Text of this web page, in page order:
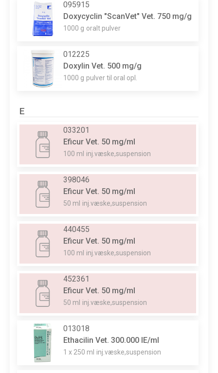
095915
Doxycyclin "ScanVet" Vet. 750 mg/g
1000 g oralt pulver
012225
Doxylin Vet. 500 mg/g
1000 g pulver til oral opl.
E
033201
Eficur Vet. 50 mg/ml
100 ml inj.væske,suspension
398046
Eficur Vet. 50 mg/ml
50 ml inj.væske,suspension
440455
Eficur Vet. 50 mg/ml
100 ml inj.væske,suspension
452361
Eficur Vet. 50 mg/ml
50 ml inj.væske,suspension
013018
Ethacilin Vet. 300.000 IE/ml
1 x 250 ml inj.væske,suspension